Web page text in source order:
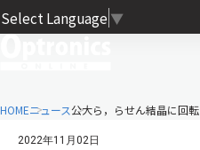
Select Language ▼
HOMEニュース公大ら，らせん結晶に回
2022年11月02日